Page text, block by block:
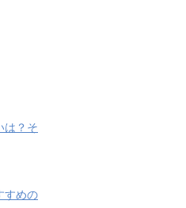
は？そ
すめの